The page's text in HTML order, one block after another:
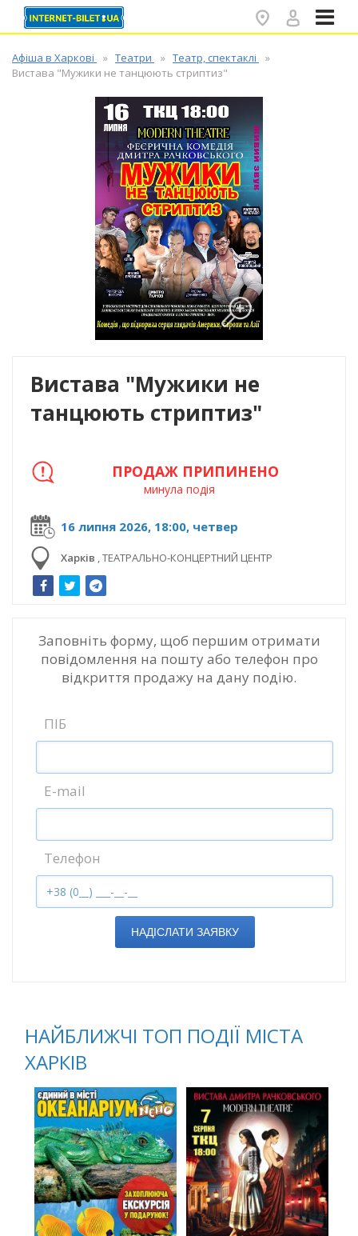
Афіша в Харкові Театри
Театр, спектаклі
Вистава "Мужики не танцюють стриптиз"
Вистава "Мужики не
танцюють стриптиз"
16 липня 2026, 18:00, четвер
Харків ,ТЕАТРАЛЬНО-КОНЦЕРТНИЙ ЦЕНТР
ПРОДАЖ ПРИПИНЕНО
минула подія
Заповніть форму, щоб першим отримати
повідомлення на пошту або телефон про
відкриття продажу на дану подію.
ПІБ
E-mail
Телефон
НАДІСЛАТИ ЗАЯВКУ
НАЙБЛИЖЧІ ТОП ПОДІЇ МІСТА
ХАРКІВ